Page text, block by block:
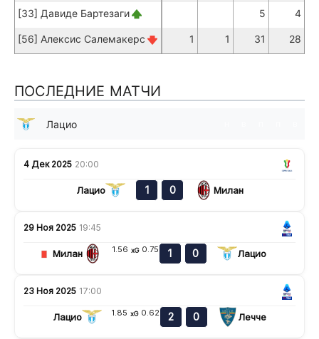
[33] Давиде Бартезаги 5 4
[56] Алексис Салемакерс 1 1 31 28
ПОСЛЕДНИЕ МАТЧИ
Лацио
4 Дек 2025 20:00
Лацио 1 0 Милан
29 Ноя 2025 19:45
Милан 1.56 xG 0.75 1 0 Лацио
23 Ноя 2025 17:00
Лацио 1.85 xG 0.62 2 0 Лечче